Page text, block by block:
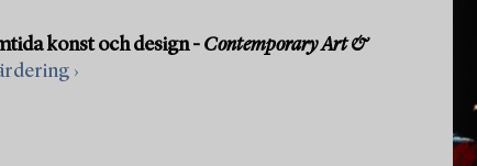
konst och design - Contemporary Art &
›